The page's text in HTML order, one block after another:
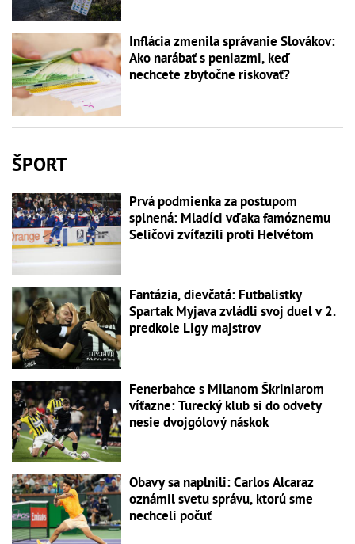
Inflácia zmenila správanie Slovákov:
Ako narábať s peniazmi, keď
nechcete zbytočne riskovať?
ŠPORT
Prvá podmienka za postupom
splnená: Mladíci vďaka famóznemu
Seličovi zvíťazili proti Helvétom
Fantázia, dievčatá: Futbalistky
Spartak Myjava zvládli svoj duel v 2.
predkole Ligy majstrov
Fenerbahce s Milanom Škriniarom
víťazne: Turecký klub si do odvety
nesie dvojgólový náskok
Obavy sa naplnili: Carlos Alcaraz
oznámil svetu správu, ktorú sme
nechceli počuť